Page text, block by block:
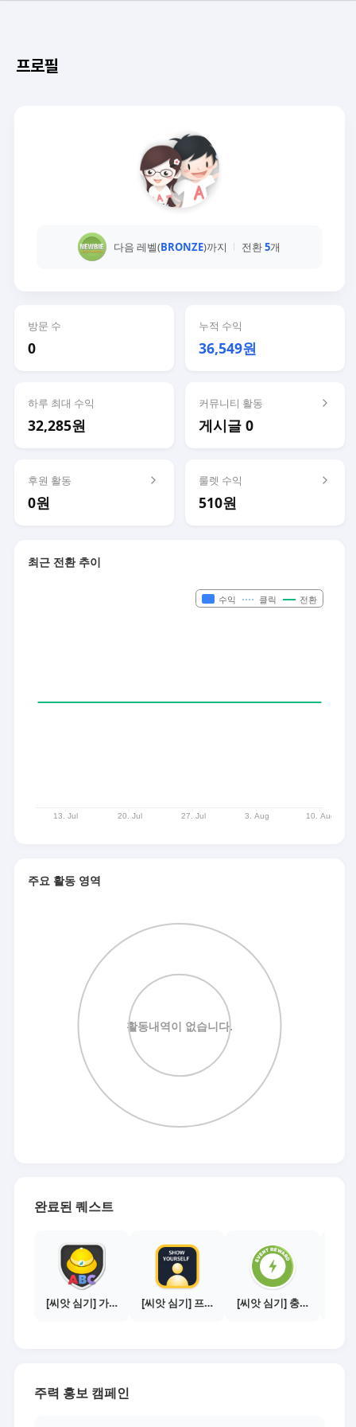
프로필
다음 레벨(BRONZE)까지 전환5개
방문 수
0
누적 수익
36,549원
하루 최대 수익
32,285원
커뮤니티 활동
게시글 0
후원 활동
0원
룰렛 수익
510원
최근 전환 추이
주요 활동 영역
완료된 퀘스트
[씨앗 심기] 가이드보기 - 매체별 활동 가이드 [씨앗 심기] 프로필 사진 등록하기 [씨앗 심기] 충전소에서 이벤트 1건 이상 참여하기
주력 홍보 캠페인